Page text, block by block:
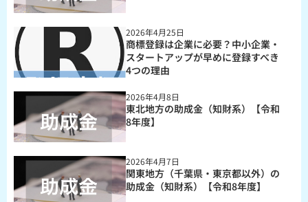
2026年4月25日
商標登録は企業に必要？中小企業・
スタートアップが早めに登録すべき
4つの理由
2026年4月8日
東北地方の助成金（知財系）【令和
8年度】
2026年4月7日
関東地方（千葉県・東京都以外）の
助成金（知財系）【令和8年度】